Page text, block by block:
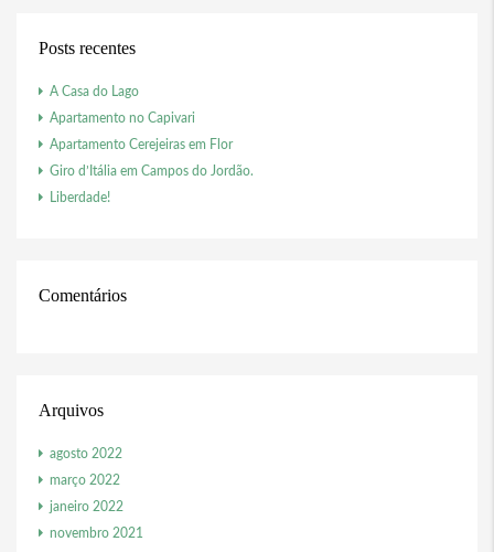
Posts recentes
A Casa do Lago
Apartamento no Capivari
Apartamento Cerejeiras em Flor
Giro d’Itália em Campos do Jordão.
Liberdade!
Comentários
Arquivos
agosto 2022
março 2022
janeiro 2022
novembro 2021